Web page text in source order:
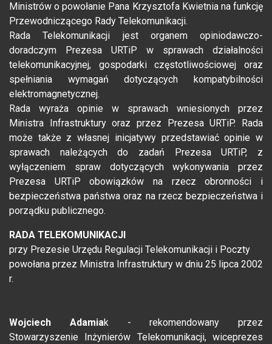
Ministrów o powołanie Pana Krzysztofa Kwietnia na funkcję
Przewodniczącego Rady Telekomunikacji.
Rada Telekomunikacji jest organem opiniodawczo-
doradczym Prezesa URTiP w sprawach działalności
telekomunikacyjnej, gospodarki częstotliwościowej oraz
spełniania wymagań dotyczących kompatybilności
elektromagnetycznej.
Rada wyraża opinie w sprawach wniesionych przez
Ministra Infrastruktury oraz przez Prezesa URTiP. Rada
może także z własnej inicjatywy przedstawiać opinie w
sprawach należących do zadań Prezesa URTiP, z
wyłączeniem spraw dotyczących wykonywania przez
Prezesa URTiP obowiązków na rzecz obronności i
bezpieczeństwa państwa oraz na rzecz bezpieczeństwa i
porządku publicznego.
RADA TELEKOMUNIKACJI
przy Prezesie Urzędu Regulacji Telekomunikacji i Poczty
powołana przez Ministra Infrastruktury w dniu 25 lipca 2002
r.
Wojciech Adamiak - rekomendowany przez
Stowarzyszenie Inżynierów Telekomunikacji, wiceprezes